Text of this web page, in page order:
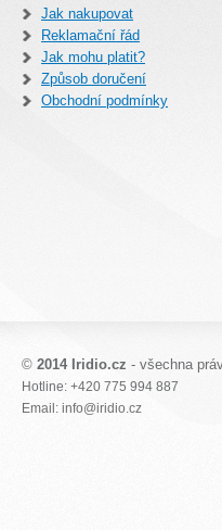
Jak nakupovat
Reklamační řád
Jak mohu platit?
Způsob doručení
Obchodní podmínky
© 2014 Iridio.cz - všechna
Hotline: +420 775 994 887
Email: info@iridio.cz